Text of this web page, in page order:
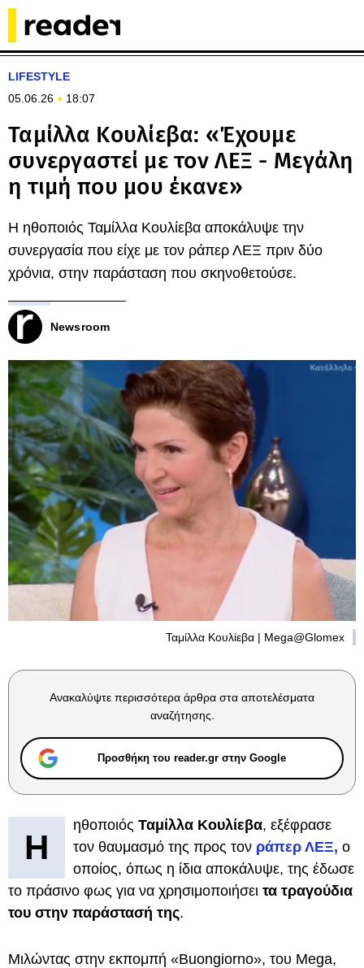
LIFESTYLE
05.06.26
18:07
Ταμίλλα Κουλίεβα: «Έχουμε
συνεργαστεί με τον ΛΕΞ - Μεγάλη
η τιμή που μου έκανε»
Η ηθοποιός Ταμίλλα Κουλίεβα αποκάλυψε την
συνεργασία που είχε με τον ράπερ ΛΕΞ πριν δύο
χρόνια, στην παράσταση που σκηνοθετούσε.
Newsroom
Ταμίλλα Κουλίεβα | Mega@Glomex
Ανακαλύψτε περισσότερα άρθρα στα αποτελέσματα
αναζήτησης.
Προσθήκη του reader.gr στην Google
Η
ηθοποιός Ταμίλλα Κουλίεβα, εξέφρασε
τον θαυμασμό της προς τον ράπερ ΛΕΞ, ο
οποίος, όπως η ίδια αποκάλυψε, της έδωσε
το πράσινο φως για να χρησιμοποιήσει τα τραγούδια
του στην παράστασή της.
Μιλώντας στην εκπομπή «Buongiorno», του Mega,